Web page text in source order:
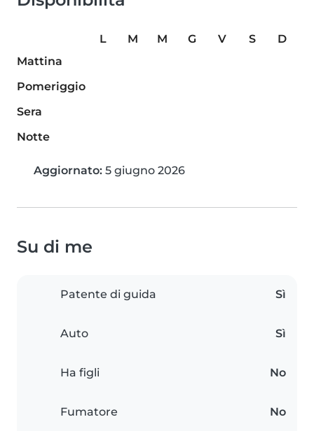
L M M G V S
D
Mattina
Pomeriggio
Sera
Notte
Aggiornato: 5 giugno 2026
Su di me
Patente di guida Sì
Auto Sì
Ha figli No
Fumatore No